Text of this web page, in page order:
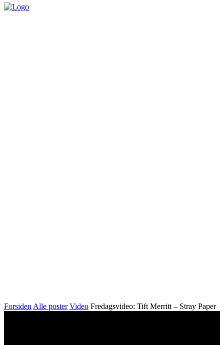
Forsiden Alle poster Video Fredagsvideo: Tift Merritt – Stray Paper